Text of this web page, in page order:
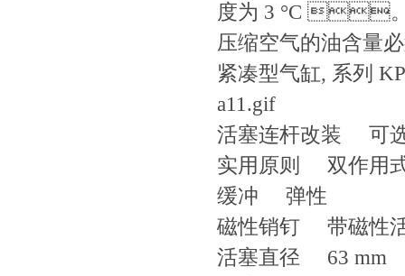
度为 3 °C 
压缩空气的油含量必
紧凑型气缸, 系列
a11.gif
活塞连杆改装 可
实用原则 双作用
缓冲 弹性
磁性销钉 带磁性
活塞直径 63 mm